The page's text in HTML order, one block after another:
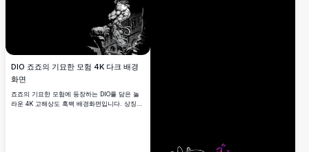
DIO 죠죠의 기묘한 모험 4K 다크 배경
화면
죠죠의 기묘한 모험에 등장하는 DIO를 담은 놀
라운 4K 고해상도 흑백 배경화면입니다. 상징적